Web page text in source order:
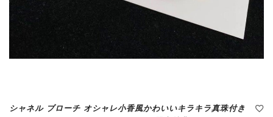
シャネル ブローチ オシャレ小香風かわいいキラキラ真珠付き